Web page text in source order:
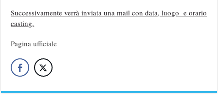
Successivamente verrà inviata una mail con data, luogo e orario
casting.
Pagina ufficiale